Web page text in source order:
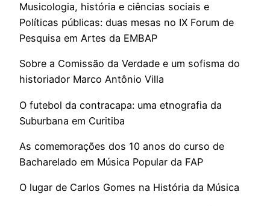
Musicologia, história e ciências sociais e
Políticas públicas: duas mesas no IX Forum de
Pesquisa em Artes da EMBAP
Sobre a Comissão da Verdade e um sofisma do
historiador Marco Antônio Villa
O futebol da contracapa: uma etnografia da
Suburbana em Curitiba
As comemorações dos 10 anos do curso de
Bacharelado em Música Popular da FAP
O lugar de Carlos Gomes na História da Música